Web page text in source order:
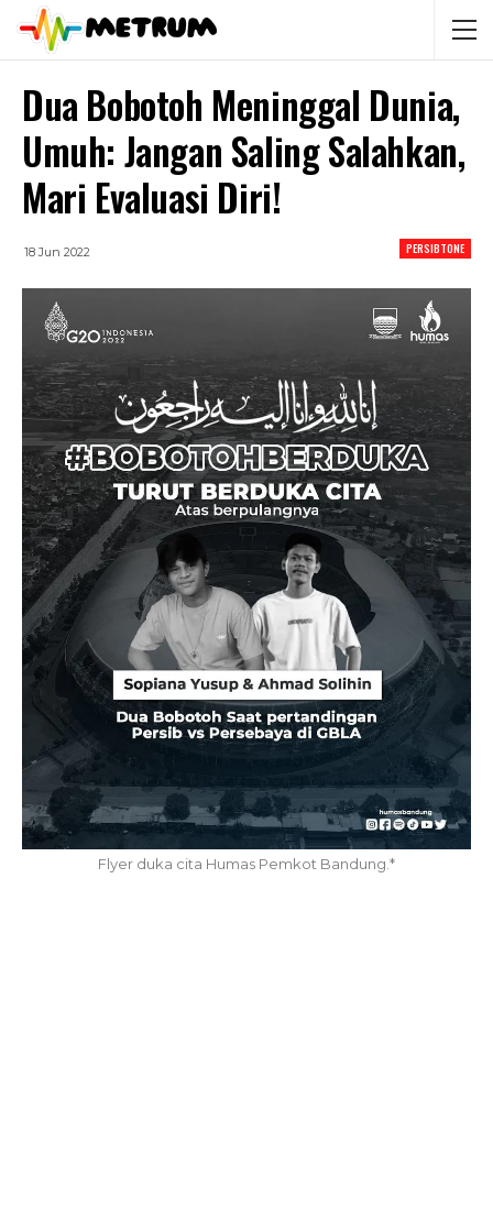
Dua Bobotoh Meninggal Dunia,
Umuh: Jangan Saling Salahkan,
Mari Evaluasi Diri!
PERSIBTONE
18 Jun 2022
Flyer duka cita Humas Pemkot Bandung.*